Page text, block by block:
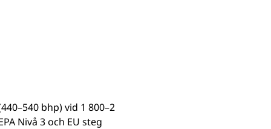
bhp) vid 1 800–2
Nivå 3 och EU steg